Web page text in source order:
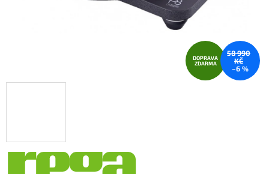
DOPRAVA
ZDARMA
58 990
KČ
–6 %